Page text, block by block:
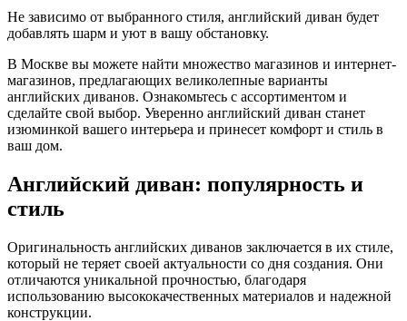
Не зависимо от выбранного стиля, английский диван будет
добавлять шарм и уют в вашу обстановку.
В Москве вы можете найти множество магазинов и интернет-
магазинов, предлагающих великолепные варианты
английских диванов. Ознакомьтесь с ассортиментом и
сделайте свой выбор. Уверенно английский диван станет
изюминкой вашего интерьера и принесет комфорт и стиль в
ваш дом.
Английский диван: популярность и
стиль
Оригинальность английских диванов заключается в их стиле,
который не теряет своей актуальности со дня создания. Они
отличаются уникальной прочностью, благодаря
использованию высококачественных материалов и надежной
конструкции.